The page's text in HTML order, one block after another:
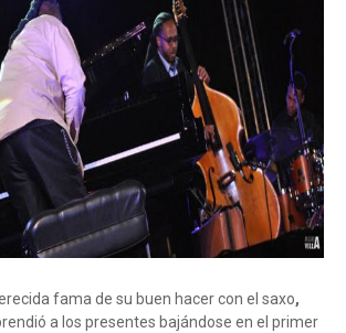
fama de su buen hacer con el saxo,
a los presentes bajándose en el primer